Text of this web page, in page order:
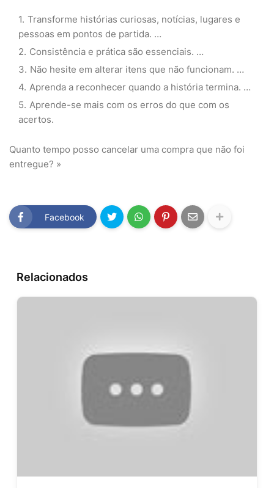
Transforme histórias curiosas, notícias, lugares e
pessoas em pontos de partida. …
Consistência e prática são essenciais. …
Não hesite em alterar itens que não funcionam. …
Aprenda a reconhecer quando a história termina. …
Aprende-se mais com os erros do que com os
acertos.
Quanto tempo posso cancelar uma compra que não foi
entregue? »
Facebook
Relacionados